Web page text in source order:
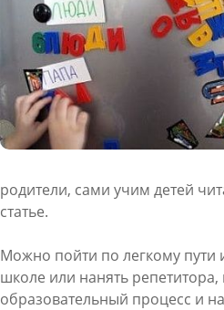
родители, сами учим детей
статье.
Можно пойти по легкому пути
школе или нанять
образовательный процесс и